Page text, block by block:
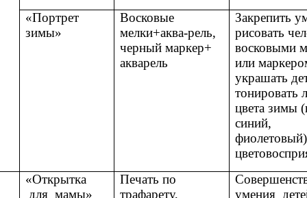
«Портрет
зимы»
Восковые
мелки+аква-рель,
черный маркер+
акварель
Закрепить
рисовать
восковыми
или
украшать
тонировать
цвета зимы
синий,
«Открытка
для мамы»
Печать по
трафарету,
умения